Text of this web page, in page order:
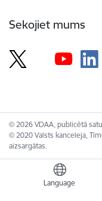
Language
Sekojiet mums
© 2026 VDAA, publicētā
© 2020 Valsts kanceleja,
aizsargātas.